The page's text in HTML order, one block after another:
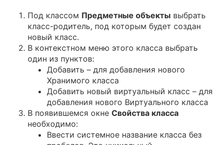
Под классом Предметные объекты выбрать
класс-родитель, под которым будет создан
новый класс.
В контекстном меню этого класса выбрать
один из пунктов:
Добавить – для добавления нового
Хранимого класса
Добавить новый виртуальный класс – для
добавления нового Виртуального класса
В появившемся окне Свойства класса
необходимо:
Ввести системное название класса без